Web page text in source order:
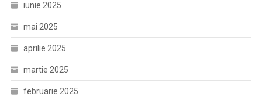
iunie 2025
mai 2025
aprilie 2025
martie 2025
februarie 2025